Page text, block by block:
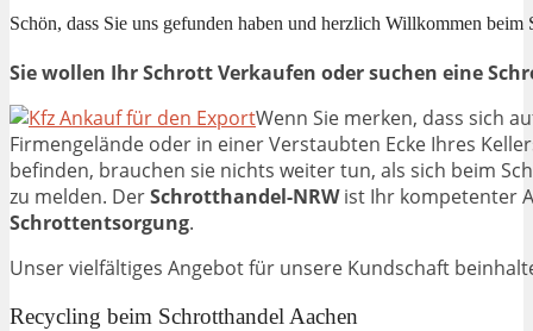
Schön, dass Sie uns gefunden haben und herzlich Willkommen beim
Sie wollen Ihr Schrott Verkaufen oder suchen eine
Wenn Sie merken, dass sich
Firmengelände oder in einer Verstaubten Ecke Ihres
befinden, brauchen sie nichts weiter tun, als sich beim
zu melden. DerSchrotthandel-NRWist Ihr kompetenter
Schrottentsorgung.
Unser vielfältiges Angebot für unsere Kundschaft
Recycling beim Schrotthandel Aachen